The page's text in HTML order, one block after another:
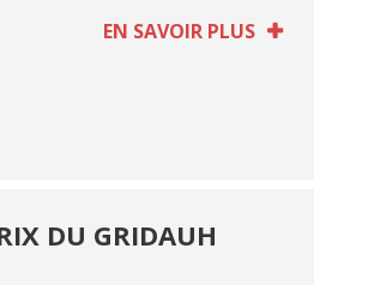
EN SAVOIR PLUS
DU GRIDAUH